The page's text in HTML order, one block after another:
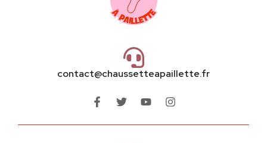
contact@chaussetteapaillette.fr